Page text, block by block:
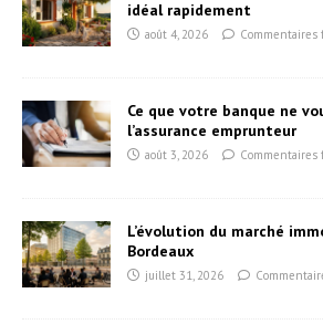
idéal rapidement
août 4, 2026 Commentaires
Ce que votre banque ne
l’assurance emprunteur
août 3, 2026 Commentaires
L’évolution du marché
Bordeaux
juillet 31, 2026